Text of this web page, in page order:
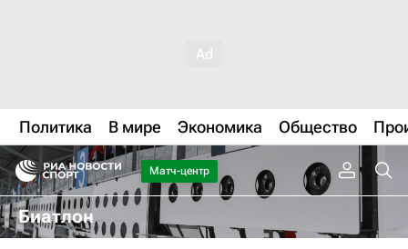
Политика В мире Экономика Общество
Матч-центр
Биатлон